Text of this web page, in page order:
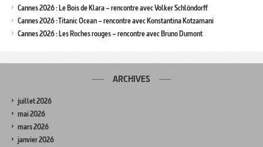
Cannes 2026 : Le Bois de Klara – rencontre avec Volker Schlöndorff
Cannes 2026 : Titanic Ocean – rencontre avec Konstantina Kotzamani
Cannes 2026 : Les Roches rouges – rencontre avec Bruno Dumont
ARCHIVES
juillet 2026
mai 2026
mars 2026
janvier 2026